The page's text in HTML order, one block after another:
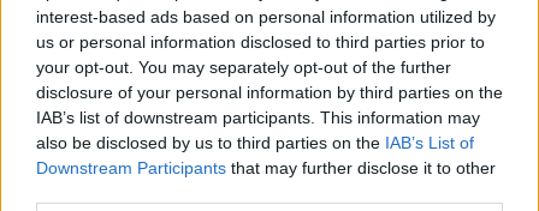
interest-based ads based on personal information utilized by
us or personal information disclosed to third parties prior to
your opt-out. You may separately opt-out of the further
disclosure of your personal information by third parties on the
IAB’s list of downstream participants. This information may
also be disclosed by us to third parties on the IAB’s List of
Downstream Participants that may further disclose it to other
erlauben die Nutzung durch Elektrofahrzeuge, Busse oder
Motorradfahrer oder erlauben es Alleinfahrern, für den
Zugang über “HOT-Spuren” zu bezahlen.
In Europa hat das Konzept jedoch nur gemischten Erfolg
gehabt. Frühe Versuche in den Niederlanden scheiterten an
der geringen Nutzung und an rechtlichen Problemen,
während ähnliche Initiativen in Städten wie Leeds schließlich
aufgegeben oder umgewidmet wurden. Eine bemerkenswerte